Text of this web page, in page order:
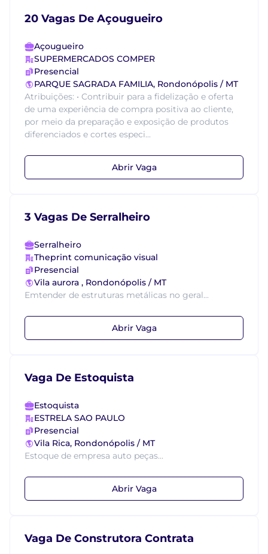
20 Vagas De Açougueiro
Açougueiro
SUPERMERCADOS COMPER
Presencial
PARQUE SAGRADA FAMILIA, Rondonópolis / MT
Atribuições: • Contribuir para a fidelização e oferta
de uma experiência de compra positiva ao cliente,
por meio da preparação e exposição de produtos
diferenciados e cortes especi...
Abrir Vaga
3 Vagas De Serralheiro
Serralheiro
Theprint comunicação visual
Presencial
Vila aurora , Rondonópolis / MT
Emtender de estruturas metálicas no geral...
Abrir Vaga
Vaga De Estoquista
Estoquista
ESTRELA SAO PAULO
Presencial
Vila Rica, Rondonópolis / MT
Estoque de empresa auto peças...
Abrir Vaga
Vaga De Construtora Contrata